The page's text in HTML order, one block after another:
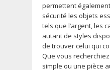
permettent
sécurité les objets
tels que l’argent, les
autant de styles
de trouver celui qui
Que vous
simple ou une pièce